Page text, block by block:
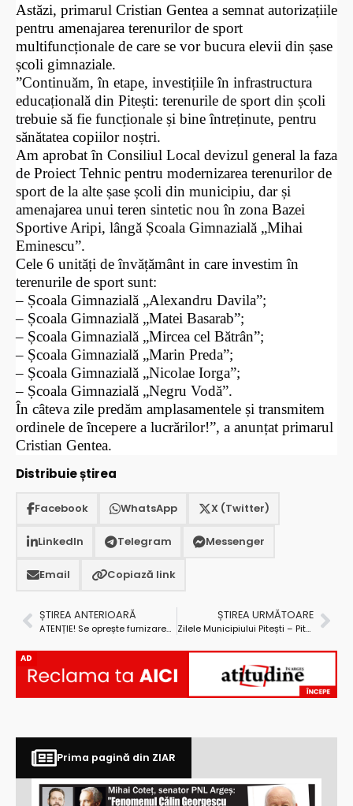
Astăzi, primarul Cristian Gentea a semnat autorizațiile
pentru amenajarea terenurilor de sport
multifuncționale de care se vor bucura elevii din șase
școli gimnaziale.
”Continuăm, în etape, investițiile în infrastructura
educațională din Pitești: terenurile de sport din școli
trebuie să fie funcționale și bine întreținute, pentru
sănătatea copiilor noștri.
Am aprobat în Consiliul Local devizul general la faza
de Proiect Tehnic pentru modernizarea terenurilor de
sport de la alte șase școli din municipiu, dar și
amenajarea unui teren sintetic nou în zona Bazei
Sportive Aripi, lângă Școala Gimnazială „Mihai
Eminescu”.
Cele 6 unități de învățământ in care investim în
terenurile de sport sunt:
– Școala Gimnazială „Alexandru Davila”;
– Școala Gimnazială „Matei Basarab”;
– Școala Gimnazială „Mircea cel Bătrân”;
– Școala Gimnazială „Marin Preda”;
– Școala Gimnazială „Nicolae Iorga”;
– Școala Gimnazială „Negru Vodă”.
În câteva zile predăm amplasamentele și transmitem
ordinele de începere a lucrărilor!”, a anunțat primarul
Cristian Gentea.
Distribuie știrea
Facebook WhatsApp X (Twitter)
LinkedIn Telegram Messenger
Email Copiază link
ȘTIREA ANTERIOARĂ
ATENȚIE! Se oprește furnizarea apei potabile în Pitești!
ȘTIREA URMĂTOARE
Zilele Municipiului Pitești – Pitești Fest, ediția a 34-a: o lună de evenimente pentru toate gusturile!
AD
Prima pagină din ZIAR